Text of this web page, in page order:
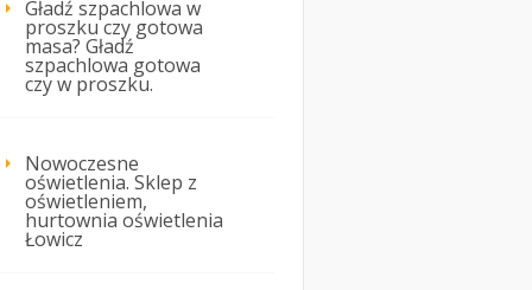
Gładź szpachlowa w
proszku czy gotowa
masa? Gładź
szpachlowa gotowa
czy w proszku.
Nowoczesne
oświetlenia. Sklep z
oświetleniem,
hurtownia oświetlenia
Łowicz